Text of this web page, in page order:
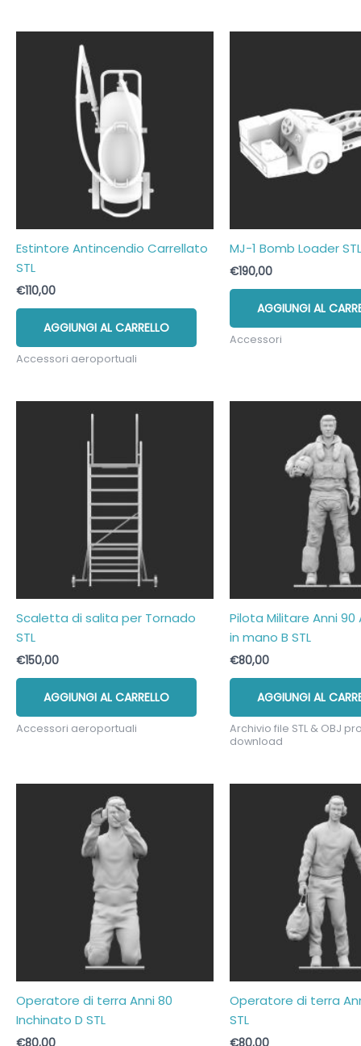
Estintore Antincendio Carrellato
STL
€110,00
AGGIUNGI AL CARRELLO
Accessori aeroportuali
MJ-1 Bomb Loader STL
€190,00
AGGIUNGI AL
Accessori
Scaletta di salita per Tornado
STL
€150,00
AGGIUNGI AL CARRELLO
Accessori aeroportuali
Pilota Militare Anni 90
in mano B STL
€80,00
AGGIUNGI AL
Archivio file STL & OBJ
download
Operatore di terra Anni 80
Inchinato D STL
€80,00
Operatore di terra
STL
€80,00